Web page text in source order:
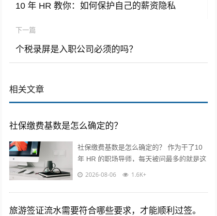
10 年 HR 教你：如何保护自己的薪资隐私
下一篇
个税录屏是入职公司必须的吗？
相关文章
社保缴费基数是怎么确定的？
社保缴费基数是怎么确定的？ 作为干了10
年 HR 的职场导师，每天被问最多的就是这
个问题！今天不讲官话，全是求职者能直接
2026-08-06 1.6K+
旅游签证流水需要符合哪些要求，才能顺利过签。